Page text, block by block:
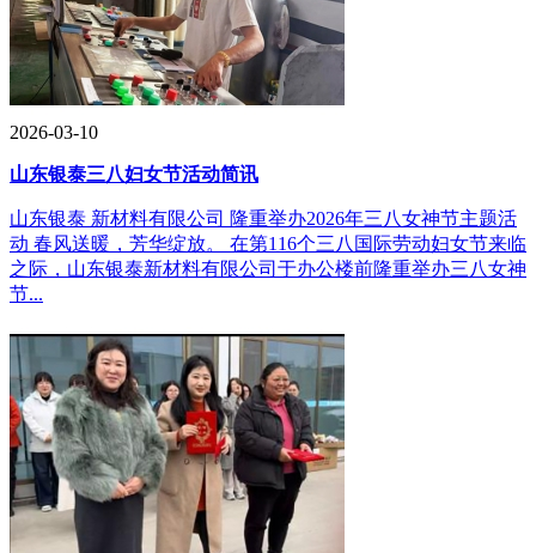
2026-03-10
山东银泰三八妇女节活动简讯
山东银泰 新材料有限公司 隆重举办2026年三八女神节主题活
动 春风送暖，芳华绽放。 在第116个三八国际劳动妇女节来临
之际，山东银泰新材料有限公司于办公楼前隆重举办三八女神
节...